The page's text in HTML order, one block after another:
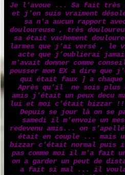
Je l'avoue ... Sa fait très
et j'en suis vraiment
sa n'a aucun rapport
douloureuse , très
sa était vachement
larmes que j'ai versé , le
acte que j’oublierai
m'avait donner comme
pousser mon EX a dire
qui était faux ] a chaque
Après qu'il ne sois plus
amis j'était un peux decu
lui et moi c'était bizzar !!
Depuis se jour là on se
samedi il m'envoie un
redevenu amis... on
était en couple ... mais
bizzar c'était normal puis
pas comme moi il m'a fait
on a garder un peut de
a fait si mal ... il voulais